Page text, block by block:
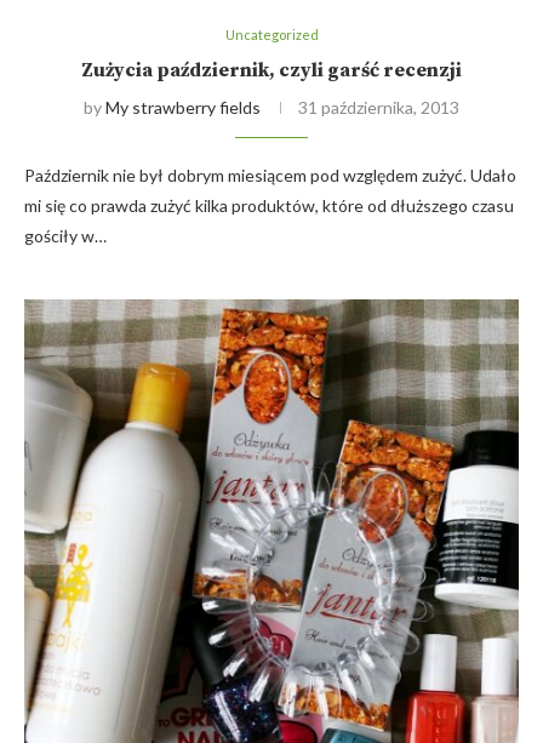
Uncategorized
Zużycia październik, czyli garść recenzji
byMy strawberry fields 31 października, 2013
Październik nie był dobrym miesiącem pod względem zużyć. Udało
mi się co prawda zużyć kilka produktów, które od dłuższego czasu
gościły w…